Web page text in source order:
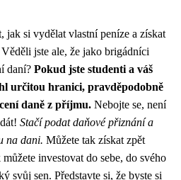
jak si vydělat vlastní peníze a získat
jste ale, že jako brigádníci
daní? Pokud jste studenti a váš
určitou hranici, pravděpodobně
daně z příjmu. Nebojte se, není
Stačí podat daňové přiznání a
na dani. Můžete tak získat zpět
investovat do sebe, do svého
svůj sen. Představte si, že byste si